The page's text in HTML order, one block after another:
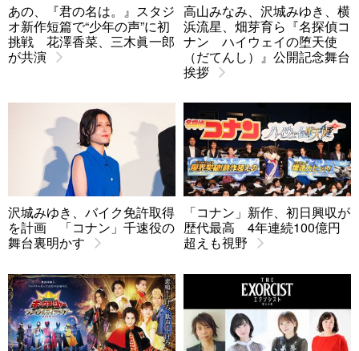
あの、『君の名は。』スタジ
オ新作短篇で“少年の声”に初
挑戦 花澤香菜、三木眞一郎
が共演
高山みなみ、沢城みゆき、横
浜流星、畑芽育ら『名探偵コ
ナン ハイウェイの堕天使
（だてんし）』公開記念舞台
挨拶
沢城みゆき、バイク免許取得
を計画 「コナン」千速役の
舞台裏明かす
「コナン」新作、初日興収が
歴代最高 4年連続100億円
超えも視野